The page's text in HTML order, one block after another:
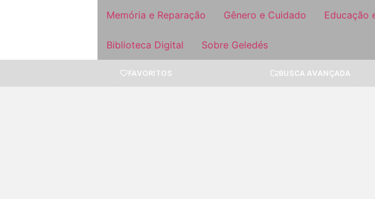
Memória e Reparação Gênero e Cuidado Educação
Biblioteca Digital Sobre Geledés
FAVORITOS BUSCA AVANÇADA